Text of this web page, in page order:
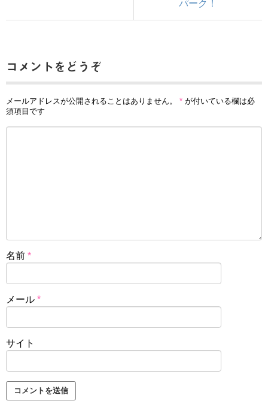
パーク！
コメントをどうぞ
メールアドレスが公開されることはありません。 * が付いている欄は必
須項目です
名前 *
メール *
サイト